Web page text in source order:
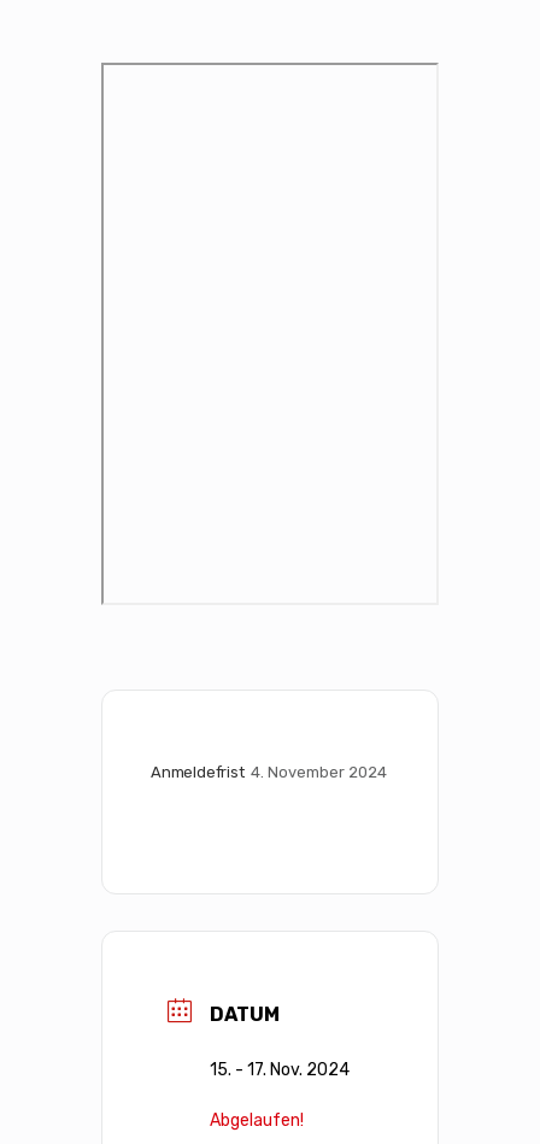
Anmeldefrist 4. November 2024
DATUM
15. - 17. Nov. 2024
Abgelaufen!